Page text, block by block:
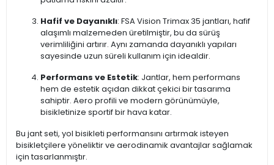
Hafif ve Dayanıklı: FSA Vision Trimax 35 jantları, hafif
alaşımlı malzemeden üretilmiştir, bu da sürüş
verimliliğini artırır. Aynı zamanda dayanıklı yapıları
sayesinde uzun süreli kullanım için idealdir.
Performans ve Estetik: Jantlar, hem performans
hem de estetik açıdan dikkat çekici bir tasarıma
sahiptir. Aero profili ve modern görünümüyle,
bisikletinize sportif bir hava katar.
Bu jant seti, yol bisikleti performansını artırmak isteyen
bisikletçilere yöneliktir ve aerodinamik avantajlar sağlamak
için tasarlanmıştır.